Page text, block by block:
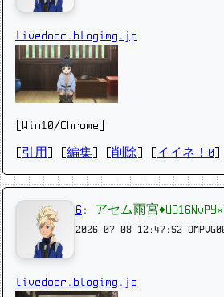
livedoor.blogimg.jp
[Win10/Chrome]
引用 編集 削除 イイネ！0
6 : アセム雨宮
2026-07-08 12:47:52
livedoor.blogimg.jp